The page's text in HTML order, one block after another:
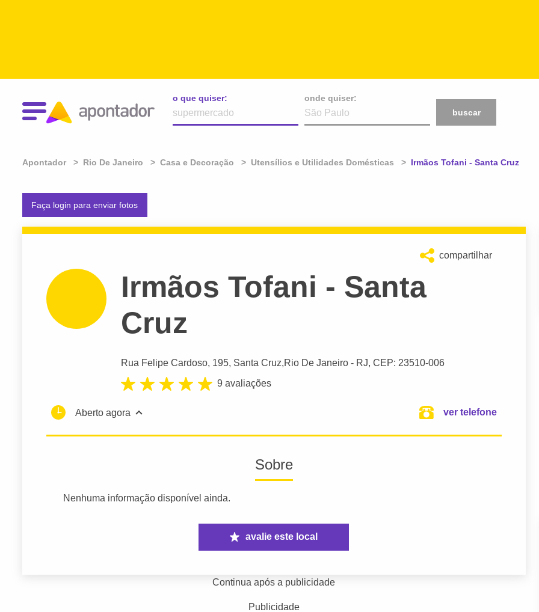
o que quiser:
onde quiser:
buscar
Apontador Rio De Janeiro Casa e Decoração Utensílios e Utilidades Domésticas Atual:
Irmãos Tofani - Santa Cruz
Faça login para enviar fotos
compartilhar
Irmãos Tofani - Santa
Cruz
Rua Felipe Cardoso, 195, Santa Cruz,Rio De Janeiro - RJ, CEP: 23510-006
9 avaliações
Aberto agora ver telefone
Sobre
Nenhuma informação disponível ainda.
avalie este local
Continua após a publicidade
Publicidade